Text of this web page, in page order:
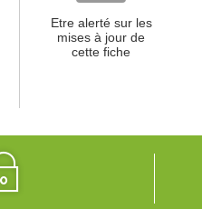
Etre alerté sur les
mises à jour de
cette fiche